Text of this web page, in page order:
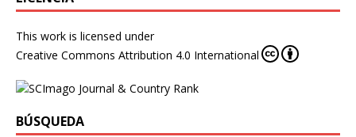
This work is licensed under
Creative Commons Attribution 4.0 International
BÚSQUEDA